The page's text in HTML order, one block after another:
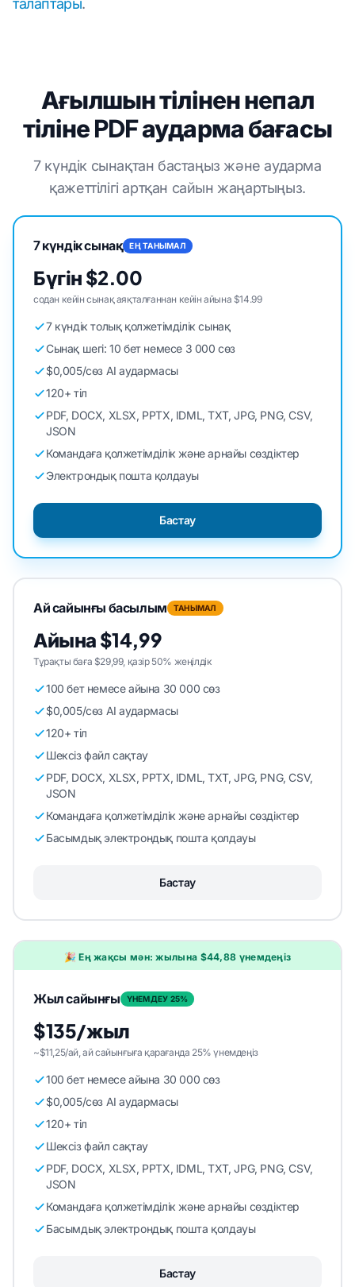
талаптары.
Ағылшын тілінен непал
тіліне PDF аударма бағасы
7 күндік сынақтан бастаңыз және аударма
қажеттілігі артқан сайын жаңартыңыз.
7 күндік сынақ ЕҢ ТАНЫМАЛ
Бүгін $2.00
содан кейін сынақ аяқталғаннан кейін айына $14.99
7 күндік толық қолжетімділік сынақ
Сынақ шегі: 10 бет немесе 3 000 сөз
$0,005/сөз AI аудармасы
120+ тіл
PDF, DOCX, XLSX, PPTX, IDML, TXT, JPG, PNG, CSV,
JSON
Командаға қолжетімділік және арнайы сөздіктер
Электрондық пошта қолдауы
Бастау
Ай сайынғы басылым ТАНЫМАЛ
Айына $14,99
Тұрақты баға $29,99, қазір 50% жеңілдік
100 бет немесе айына 30 000 сөз
$0,005/сөз AI аудармасы
120+ тіл
Шексіз файл сақтау
PDF, DOCX, XLSX, PPTX, IDML, TXT, JPG, PNG, CSV,
JSON
Командаға қолжетімділік және арнайы сөздіктер
Басымдық электрондық пошта қолдауы
Бастау
🎉 Ең жақсы мән: жылына $44,88 үнемдеңіз
Жыл сайынғы ҮНЕМДЕУ 25%
$135/жыл
~$11,25/ай, ай сайынғыға қарағанда 25% үнемдеңіз
100 бет немесе айына 30 000 сөз
$0,005/сөз AI аудармасы
120+ тіл
Шексіз файл сақтау
PDF, DOCX, XLSX, PPTX, IDML, TXT, JPG, PNG, CSV,
JSON
Командаға қолжетімділік және арнайы сөздіктер
Басымдық электрондық пошта қолдауы
Бастау